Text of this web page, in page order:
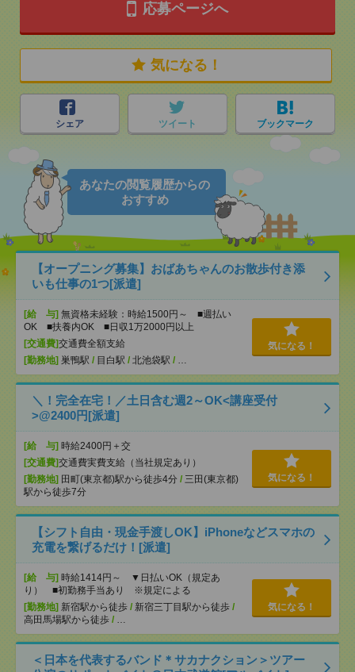
応募ページへ
気になる！
シェア ツイート ブックマーク
あなたの閲覧履歴からの
おすすめ
【オープニング募集】おばあちゃんのお散歩付き添
いも仕事の1つ[派遣]
[給 与] 無資格未経験：時給1500円～ ■週払い
OK ■扶養内OK ■日収1万2000円以上
[交通費]交通費全額支給
[勤務地] 巣鴨駅 / 目白駅 / 北池袋駅 / …
気になる！
＼！完全在宅！／土日含む週2～OK<講座受付
>@2400円[派遣]
[給 与] 時給2400円＋交
[交通費]交通費実費支給（当社規定あり）
[勤務地] 田町(東京都)駅から徒歩4分 / 三田(東京都)
駅から徒歩7分
気になる！
【シフト自由・現金手渡しOK】iPhoneなどスマホの
充電を繋げるだけ！[派遣]
[給 与] 時給1414円～ ▼日払いOK（規定あ
り） ■初勤務手当あり ※規定による
[勤務地] 新宿駅から徒歩 / 新宿三丁目駅から徒歩 /
高田馬場駅から徒歩 / …
気になる！
＜日本を代表するバンド＊サカナクション＞ツアー